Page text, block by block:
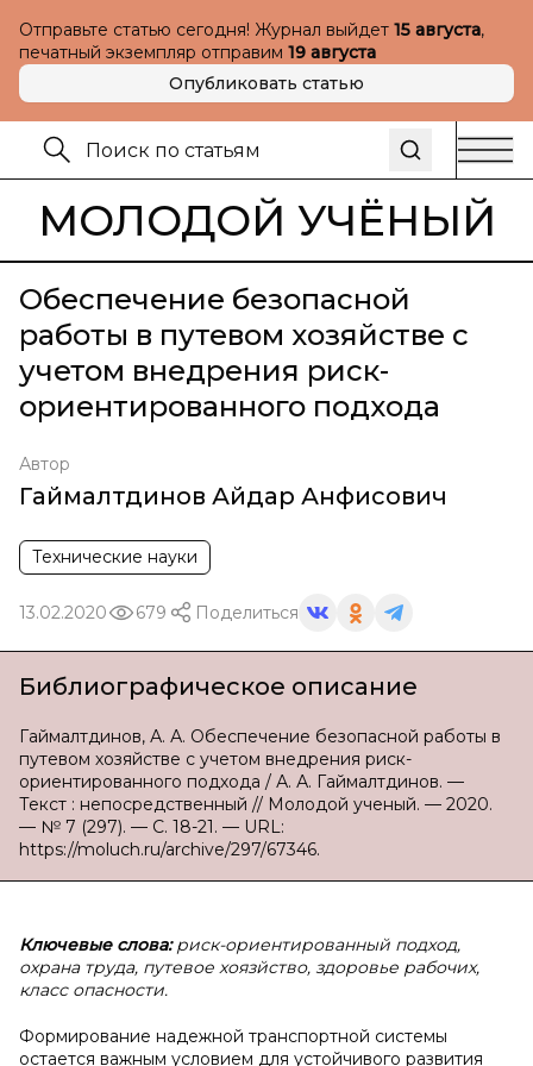
Отправьте статью сегодня! Журнал выйдет 15 августа,
печатный экземпляр отправим 19 августа
Опубликовать статью
МОЛОДОЙ УЧЁНЫЙ
Обеспечение безопасной
работы в путевом хозяйстве с
учетом внедрения риск-
ориентированного подхода
Автор
Гаймалтдинов Айдар Анфисович
Технические науки
13.02.2020 679 Поделиться
Библиографическое описание
Гаймалтдинов, А. А. Обеспечение безопасной работы в
путевом хозяйстве с учетом внедрения риск-
ориентированного подхода / А. А. Гаймалтдинов. —
Текст : непосредственный // Молодой ученый. — 2020.
— № 7 (297). — С. 18-21. — URL:
https://moluch.ru/archive/297/67346.
Ключевые слова:риск-ориентированный подход,
охрана труда, путевое хоязйство, здоровье рабочих,
класс опасности.
Формирование надежной транспортной системы
остается важным условием для устойчивого развития